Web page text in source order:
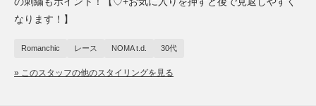
なります！】
Romanchic レース NOMA t.d. 30代
» このスタッフの他のスタイリングを見る